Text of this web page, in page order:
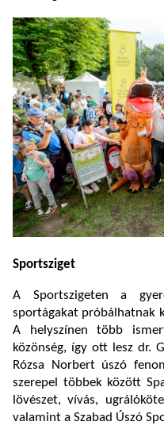
Sportsziget
A Sportszigeten a
sportágakat próbálhatnak
A helyszínen több
közönség, így ott lesz dr.
Rózsa Norbert úszó
szerepel többek között
lövészet, vívás,
valamint a Szabad Úszó